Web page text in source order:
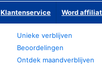
Klantenservice Word
Unieke verblijven
Beoordelingen
Ontdek maandverblijven